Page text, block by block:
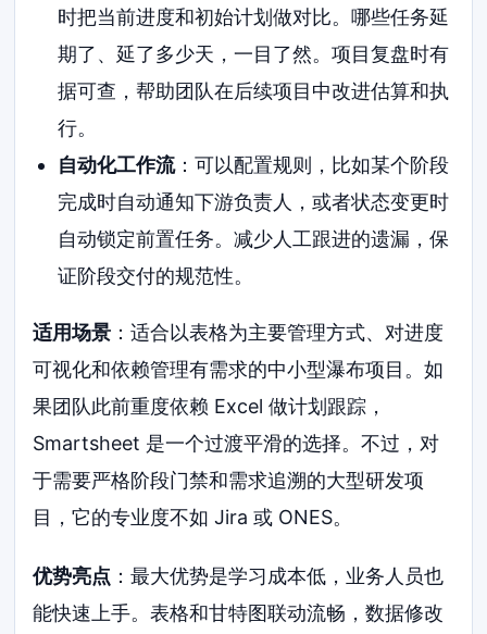
时把当前进度和初始计划做对比。哪些任务延
期了、延了多少天，一目了然。项目复盘时有
据可查，帮助团队在后续项目中改进估算和执
行。
自动化工作流：可以配置规则，比如某个阶段
完成时自动通知下游负责人，或者状态变更时
自动锁定前置任务。减少人工跟进的遗漏，保
证阶段交付的规范性。
适用场景 ：适合以表格为主要管理方式、对进度
可视化和依赖管理有需求的中小型瀑布项目。如
果团队此前重度依赖 Excel 做计划跟踪，
Smartsheet 是一个过渡平滑的选择。不过，对
于需要严格阶段门禁和需求追溯的大型研发项
目，它的专业度不如 Jira 或 ONES。
优势亮点 ：最大优势是学习成本低，业务人员也
能快速上手。表格和甘特图联动流畅，数据修改